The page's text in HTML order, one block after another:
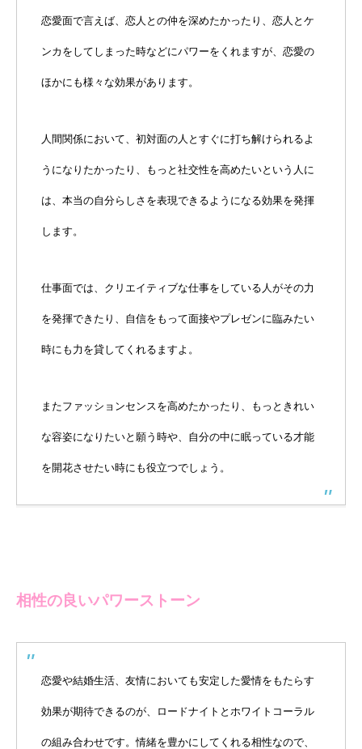
恋愛面で言えば、恋人との仲を深めたかったり、恋人とケ
ンカをしてしまった時などにパワーをくれますが、恋愛の
ほかにも様々な効果があります。
人間関係において、初対面の人とすぐに打ち解けられるよ
うになりたかったり、もっと社交性を高めたいという人に
は、本当の自分らしさを表現できるようになる効果を発揮
します。
仕事面では、クリエイティブな仕事をしている人がその力
を発揮できたり、自信をもって面接やプレゼンに臨みたい
時にも力を貸してくれるますよ。
またファッションセンスを高めたかったり、もっときれい
な容姿になりたいと願う時や、自分の中に眠っている才能
を開花させたい時にも役立つでしょう。
相性の良いパワーストーン
恋愛や結婚生活、友情においても安定した愛情をもたらす
効果が期待できるのが、ロードナイトとホワイトコーラル
の組み合わせです。情緒を豊かにしてくれる相性なので、